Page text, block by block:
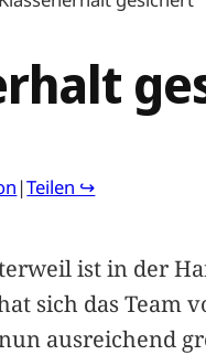
|Teilen ↪
ist in der
sich das
ausreichend